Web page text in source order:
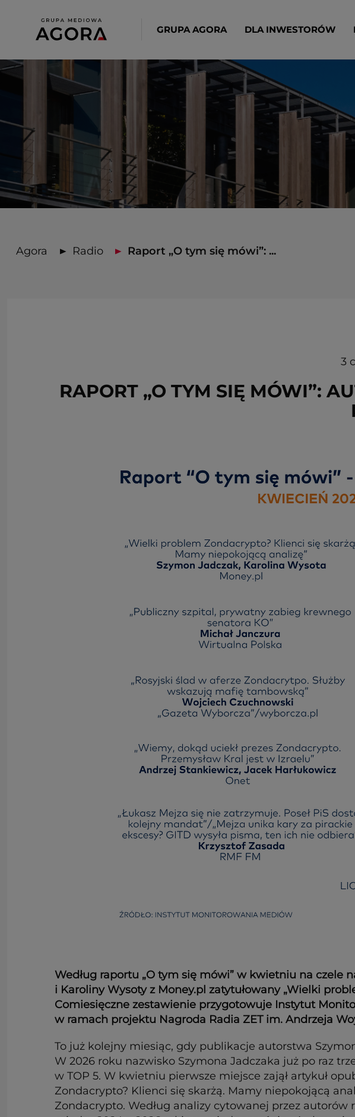
GRUPA AGORA DLA INWESTORÓW
Agora Radio Raport „O tym się mówi”: ...
3
RAPORT „O TYM SIĘ MÓWI”:
Według raportu „O tym się mówi” w kwietniu na czele
i Karoliny Wysoty z Money.pl zatytułowany „Wielki
Comiesięczne zestawienie przygotowuje Instytut
w ramach projektu Nagroda Radia ZET im. Andrzeja
To już kolejny miesiąc, gdy publikacje autorstwa
W 2026 roku nazwisko Szymona Jadczaka już po raz
w TOP 5. W kwietniu pierwsze miejsce zajął artykuł
Zondacrypto? Klienci się skarżą. Mamy niepokojącą
Zondacrypto. Według analizy cytowanej przez autorów